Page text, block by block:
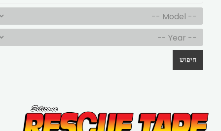
חיפוש